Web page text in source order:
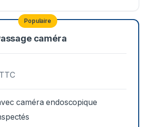
Populaire
caméra
TTC
caméra endoscopique